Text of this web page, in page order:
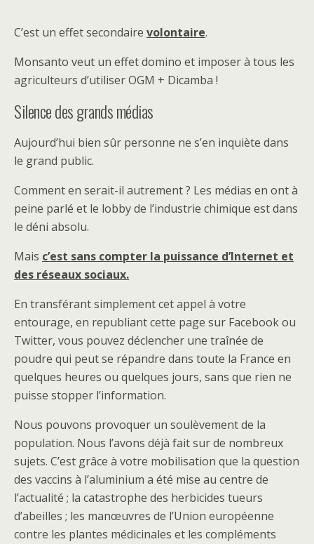
C’est un effet secondaire volontaire.
Monsanto veut un effet domino et imposer à tous les
agriculteurs d’utiliser OGM + Dicamba !
Silence des grands médias
Aujourd’hui bien sûr personne ne s’en inquiète dans
le grand public.
Comment en serait-il autrement ? Les médias en ont à
peine parlé et le lobby de l’industrie chimique est dans
le déni absolu.
Mais c’est sans compter la puissance d’Internet et
des réseaux sociaux.
En transférant simplement cet appel à votre
entourage, en republiant cette page sur Facebook ou
Twitter, vous pouvez déclencher une traînée de
poudre qui peut se répandre dans toute la France en
quelques heures ou quelques jours, sans que rien ne
puisse stopper l’information.
Nous pouvons provoquer un soulèvement de la
population. Nous l’avons déjà fait sur de nombreux
sujets. C’est grâce à votre mobilisation que la question
des vaccins à l’aluminium a été mise au centre de
l’actualité ; la catastrophe des herbicides tueurs
d’abeilles ; les manœuvres de l’Union européenne
contre les plantes médicinales et les compléments